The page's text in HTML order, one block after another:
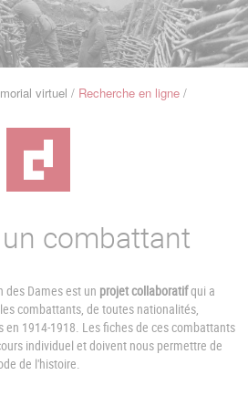
virtuel
Recherche en ligne
combattant
des Dames est un projet collaboratifqui a
combattants, de toutes nationalités,
en 1914-1918. Les fiches de ces combattants
individuel et doivent nous permettre de
de l'histoire.